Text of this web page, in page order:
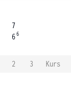
7
66
2 3
Kurs